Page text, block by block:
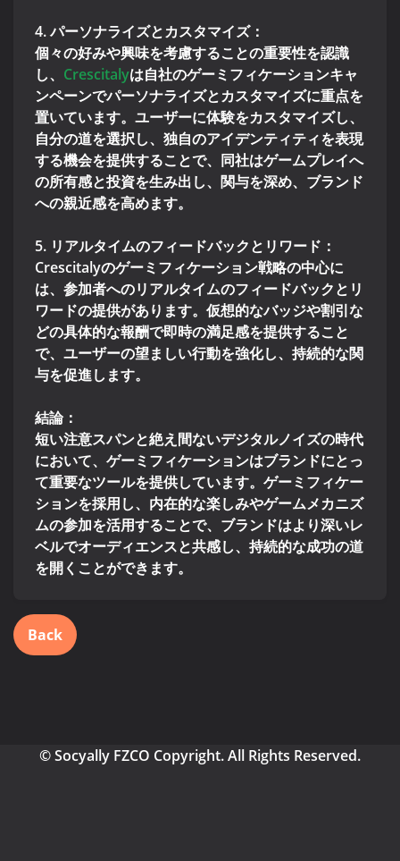
4. パーソナライズとカスタマイズ：
個々の好みや興味を考慮することの重要性を認識
し、 Crescitalyは自社のゲーミフィケーションキャ
ンペーンでパーソナライズとカスタマイズに重点を
置いています。ユーザーに体験をカスタマイズし、
自分の道を選択し、独自のアイデンティティを表現
する機会を提供することで、同社はゲームプレイへ
の所有感と投資を生み出し、関与を深め、ブランド
への親近感を高めます。
5. リアルタイムのフィードバックとリワード：
Crescitalyのゲーミフィケーション戦略の中心に
は、参加者へのリアルタイムのフィードバックとリ
ワードの提供があります。仮想的なバッジや割引な
どの具体的な報酬で即時の満足感を提供すること
で、ユーザーの望ましい行動を強化し、持続的な関
与を促進します。
結論：
短い注意スパンと絶え間ないデジタルノイズの時代
において、ゲーミフィケーションはブランドにとっ
て重要なツールを提供しています。ゲーミフィケー
ションを採用し、内在的な楽しみやゲームメカニズ
ムの参加を活用することで、ブランドはより深いレ
ベルでオーディエンスと共感し、持続的な成功の道
を開くことができます。
Back
© Socyally FZCO Copyright. All Rights Reserved.